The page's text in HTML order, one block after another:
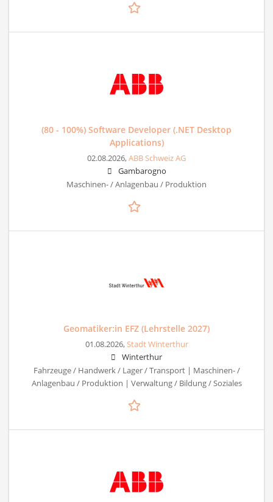
(80 - 100%) Software Developer (.NET Desktop
Applications)
02.08.2026,ABB Schweiz AG
Gambarogno
Maschinen- / Anlagenbau / Produktion
Geomatiker:in EFZ (Lehrstelle 2027)
01.08.2026,Stadt Winterthur
Winterthur
Fahrzeuge / Handwerk / Lager / Transport | Maschinen- /
Anlagenbau / Produktion | Verwaltung / Bildung / Soziales